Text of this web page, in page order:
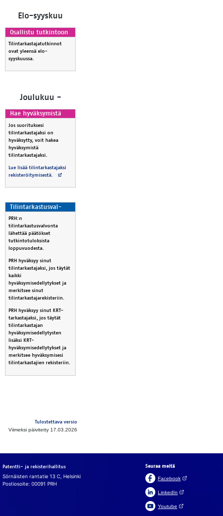
Elo-syys­kuu
Osal­lis­tu tut­kin­toon
Tilintarkastajatutkinnot
ovat yleensä elo-
syyskuussa.
Jou­lu­kuu -
Hae hy­väk­sy­mis­tä
Jos suorituksesi
tilintarkastajaksi on
hyväksytty, voit hakea
hyväksymistä
tilintarkastajaksi.
Lue lisää tilintarkastajaksi
rekisteröitymisestä.
Avautuu uuteen välilehteen
Ti­lin­tar­kas­tus­val­
PRH:n
tilintarkastusvalvonta
lähettää päätökset
tutkintotuloksista
loppuvuodesta.
PRH hyväksyy sinut
tilintarkastajaksi, jos täytät
kaikki
hyväksymisedellytykset ja
merkitsee sinut
tilintarkastajarekisteriin.
PRH hyväksyy sinut KRT-
tarkastajaksi, jos täytät
tilintarkastajan
hyväksymisedellytysten
lisäksi KRT-
hyväksymisedellytykset ja
merkitsee hyväksymisesi
tilintarkastajien rekisteriin.
Tulostettava versio
Viimeksi päivitetty 17.03.2026
Patentti- ja rekisterihallitus
Sörnäisten rantatie 13 C, Helsinki
Postiosoite: 00091 PRH
Seuraa meitä
Facebook(Avautuu uuteen
LinkedIn (Avautuu uuteen
Youtube (Avautuu uuteen